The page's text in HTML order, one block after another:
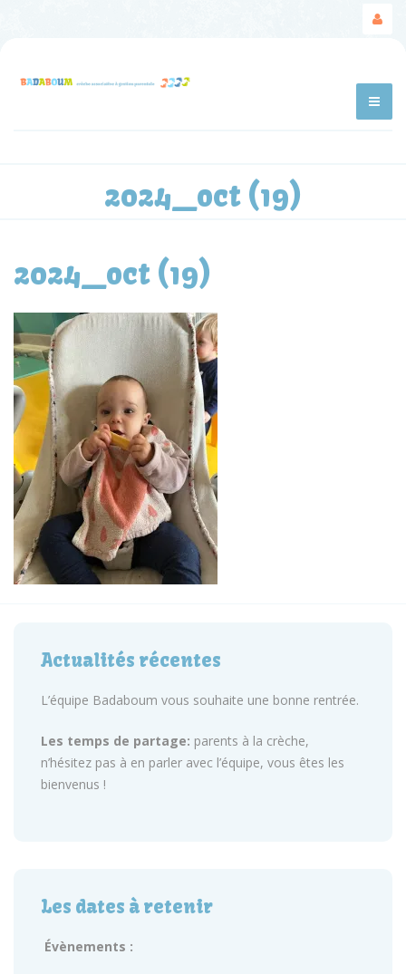
2024_oct (19)
2024_oct (19)
Actualités récentes
L’équipe Badaboum vous souhaite une bonne rentrée.
Les temps de partage: parents à la crèche,
n’hésitez pas à en parler avec l’équipe, vous êtes les
bienvenus !
Les dates à retenir
Évènements :